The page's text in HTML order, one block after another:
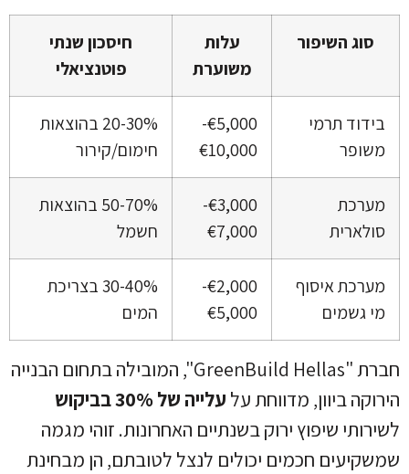
סוג השיפור
עלות
משוערת
חיסכון שנתי
פוטנציאלי
בידוד תרמי
משופר
€5,000-
€10,000
20-30% בהוצאות
חימום/קירור
מערכת
סולארית
€3,000-
€7,000
50-70% בהוצאות
חשמל
מערכת איסוף
מי גשמים
€2,000-
€5,000
30-40% בצריכת
המים
חברת "GreenBuild Hellas", המובילה בתחום הבנייה
הירוקה ביוון, מדווחת על עלייה של 30% בביקוש
לשירותי שיפוץ ירוק בשנתיים האחרונות. זוהי מגמה
שמשקיעים חכמים יכולים לנצל לטובתם, הן מבחינת